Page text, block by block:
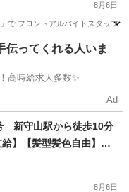
8月6日
で フロントアルバイトスタッフ
スタッフ
伝ってくれる人いま
登録不要！高時給求人多数✨
Ad
新守山駅から徒歩10分
】【髪型髪色自由】
給1,150円以上☆フロン
見！
8月6日